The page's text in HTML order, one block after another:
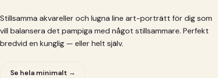
Stillsamma akvareller och lugna line art-porträtt för dig som
vill balansera det pampiga med något stillsammare. Perfekt
bredvid en kunglig — eller helt själv.
Se hela minimalt →